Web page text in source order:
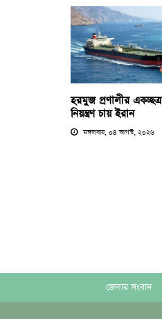
হরমুজ প্রণালীর একচ্ছত্র
নিয়ন্ত্রণ চায় ইরান
মঙ্গলবার, ০৪ আগস্ট, ২০২৬
জেলার সংবাদ